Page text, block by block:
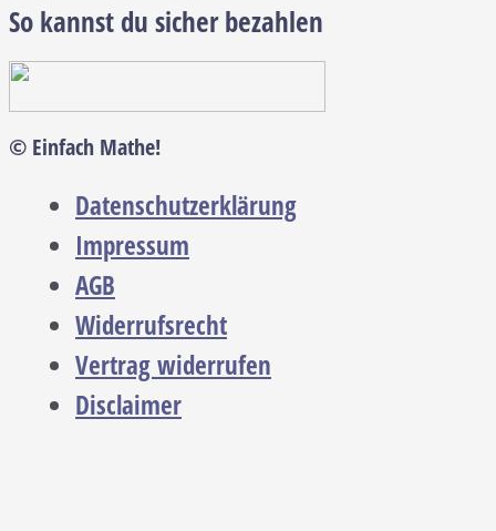
So kannst du sicher bezahlen
© Einfach Mathe!
Datenschutzerklärung
Impressum
AGB
Widerrufsrecht
Vertrag widerrufen
Disclaimer